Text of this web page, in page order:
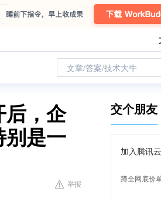
文章/答案/技术大牛
，企
是一
举报
交个朋友
加入腾讯
蹲全网底价